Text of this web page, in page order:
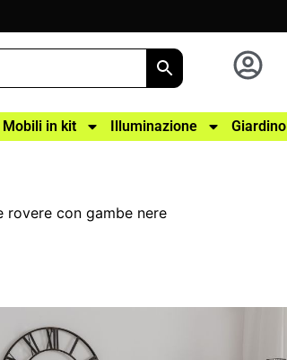
Mobili in kit Illuminazione Giardino
rovere con gambe nere